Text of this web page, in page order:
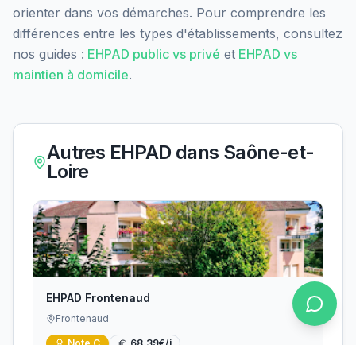
orienter dans vos démarches. Pour comprendre les
différences entre les types d'établissements, consultez
nos guides : EHPAD public vs privé et EHPAD vs
maintien à domicile.
Autres EHPAD dans Saône-et-
Loire
EHPAD Frontenaud
Frontenaud